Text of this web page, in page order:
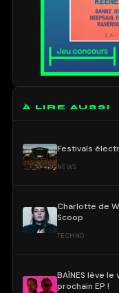
À LIRE AUSSI
Festivals
NEWS
Charlotte de
Scoop
TECHNO
BAÏNES lève le
prochain EP !